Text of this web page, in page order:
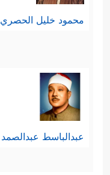
محمود خليل الحصري
عبدالباسط عبدالصمد